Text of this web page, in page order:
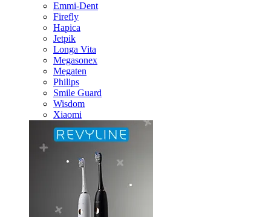
Emmi-Dent
Firefly
Hapica
Jetpik
Longa Vita
Megasonex
Megaten
Philips
Smile Guard
Wisdom
Xiaomi